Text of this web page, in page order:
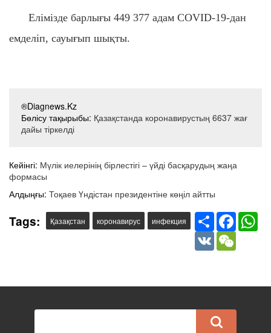
Елімізде барлығы 449 377 адам COVID-19-дан
емделіп, сауығып шықты.
®Diagnews.Kz
Бөлісу тақырыбы: Қазақстанда коронавирустың 6637 жағ
дайы тіркелді
Кейінгі: Мүлік иелерінің бірлестігі – үйді басқарудың жаңа
формасы
Алдыңғы: Тоқаев Үндістан президентіне көңіл айтты
Tags: Қазақстан коронавирус инфекция Share Facebook
VK